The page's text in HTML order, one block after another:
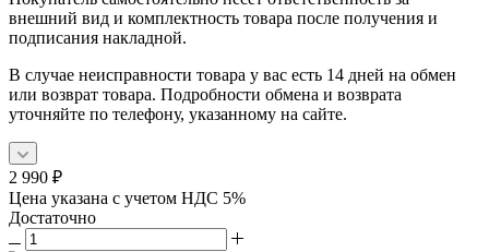
внешний вид и комплектность товара после получения и
подписания накладной.
В случае неисправности товара у вас есть 14 дней на обмен
или возврат товара. Подробности обмена и возврата
уточняйте по телефону, указанному на сайте.
2 990 ₽
Цена указана с учетом НДС 5%
Достаточно